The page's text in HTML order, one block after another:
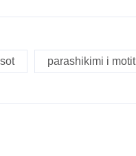
parashikimi i motit